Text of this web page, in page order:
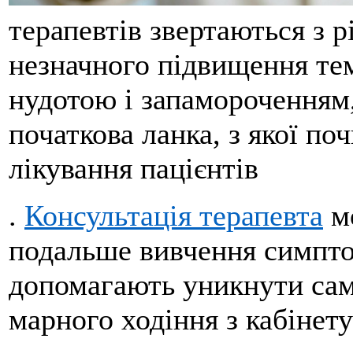
терапевтів звертаються з
незначного підвищення
нудотою і
початкова ланка, з якої
лікування пацієнтів
. Консультація терапевта
подальше вивчення
допомагають уникнути
марного ходіння з